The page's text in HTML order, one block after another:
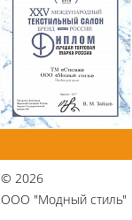
© 2026
ООО "Модный стиль"